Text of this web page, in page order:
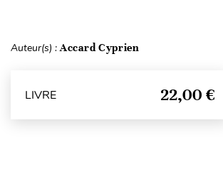
Auteur(s) :Accard Cyprien
LIVRE 22,00 €